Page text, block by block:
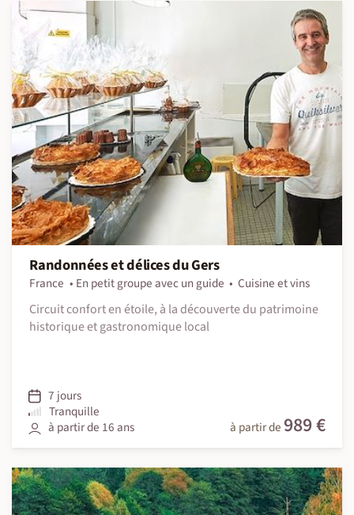
Randonnées et délices du Gers
France En petit groupe avec un guide
Cuisine et vins
Circuit confort en étoile, à la découverte du patrimoine
historique et gastronomique local
7 jours
Tranquille
à partir de 16 ans
à partir de 989 €